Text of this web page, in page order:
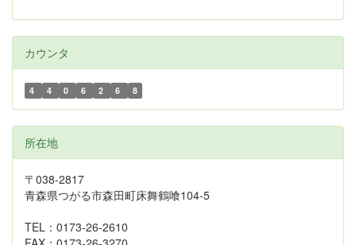
カウンタ
4 4 0 6 2 6 8
所在地
〒038-2817
青森県つがる市森田町床舞鶴喰104-5
TEL：0173-26-2610